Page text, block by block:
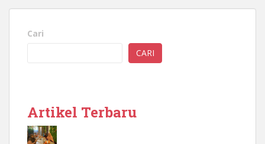
Cari
CARI
Artikel Terbaru